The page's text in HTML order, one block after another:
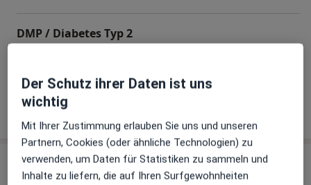
DMP / Diabetes Typ 2
Wie funktioniert die Preisbildung?
Behandler:innen Überprüfe meine Versicherung
Der Schutz ihrer Daten ist uns
wichtig
Mit Ihrer Zustimmung erlauben Sie uns und unseren
Partnern, Cookies (oder ähnliche Technologien) zu
verwenden, um Daten für Statistiken zu sammeln und
Inhalte zu liefern, die auf Ihren Surfgewohnheiten